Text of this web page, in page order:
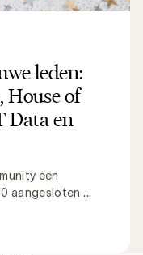
leden:
House of
Data en
een
aangesloten ...